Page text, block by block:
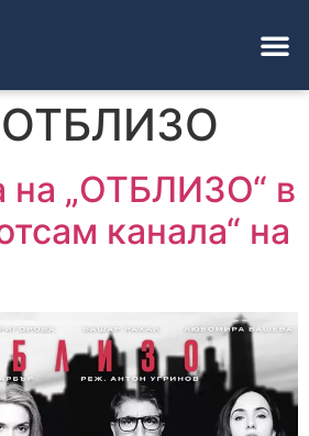
ОТБЛИЗО
на „ОТБЛИЗО“ в
канала“ на